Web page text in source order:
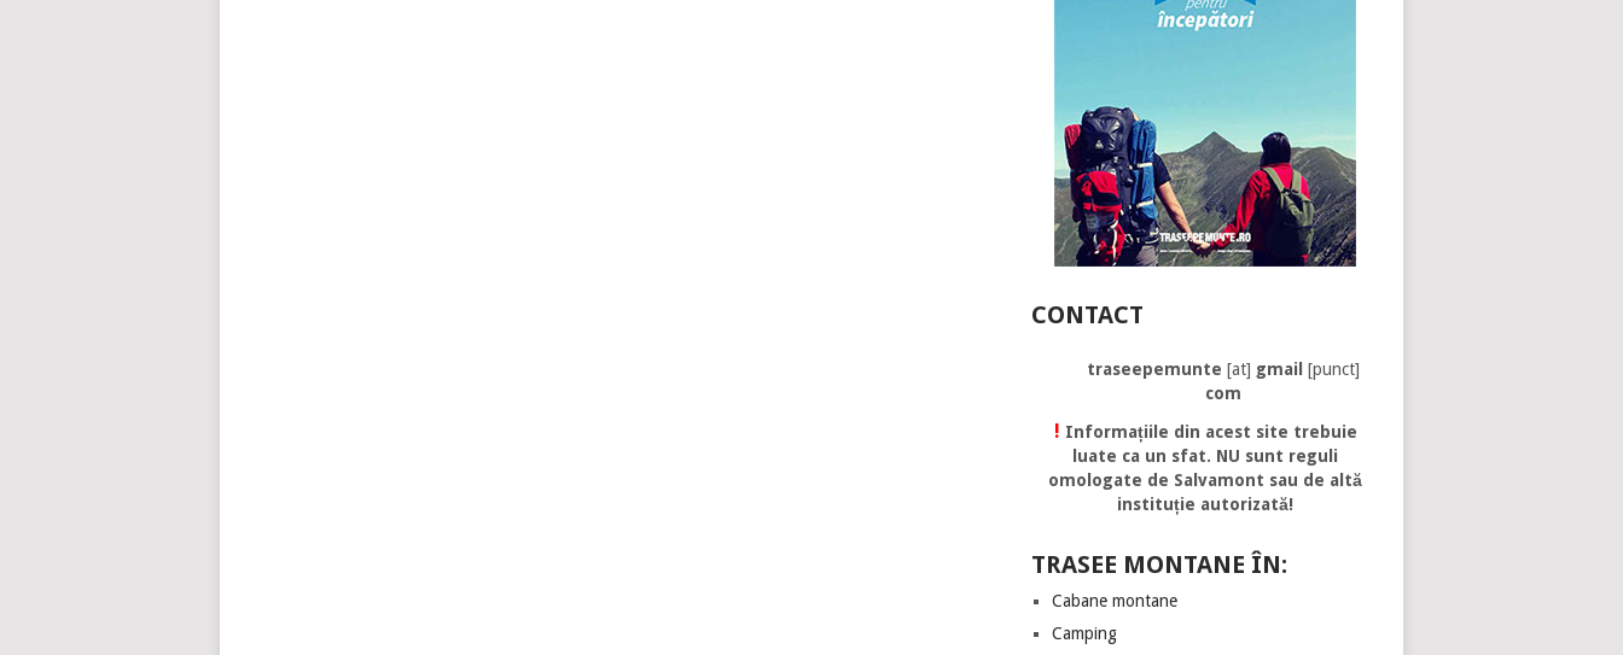
CONTACT
traseepemunte [at] gmail [punct]
com
! Informațiile din acest site trebuie
luate ca un sfat. NU sunt reguli
omologate de Salvamont sau de altă
instituție autorizată!
TRASEE MONTANE ÎN:
Cabane montane
Camping